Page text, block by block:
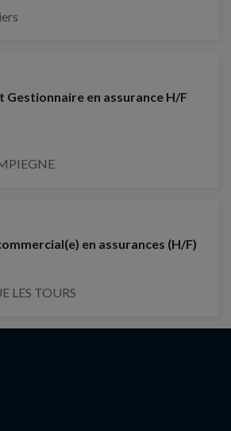
Gestionnaire en assurance H/F
en assurances (H/F)
LES TOURS